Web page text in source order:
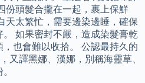
份頭髮合攏在一起，裹上保鮮
天太繁忙，需要邊染邊睡，確保
如果密封不嚴，造成染髮膏乾
也會難以收拾。 公認最持久的
又譯黑娜、漢娜，別稱海靈草、